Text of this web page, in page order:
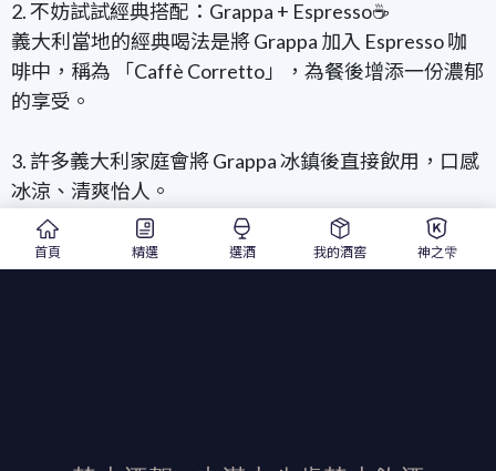
2. 不妨試試經典搭配：Grappa + Espresso☕
義大利當地的經典喝法是將 Grappa 加入 Espresso 咖
啡中，稱為 「Caffè Corretto」，為餐後增添一份濃郁
的享受。
3. 許多義大利家庭會將 Grappa 冰鎮後直接飲用，口感
冰涼、清爽怡人。
4. Grappa 的適飲溫度是多少？
首頁 精選 選酒 我的酒窖 神之雫